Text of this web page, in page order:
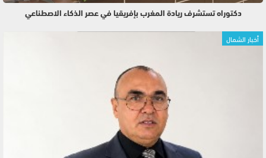
دكتوراه تستشرف ريادة المغرب بإفريقيا في عصر الذكاء الاصطناعي
أخبار الشمال